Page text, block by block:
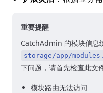
重要提醒
CatchAdmin 的模块信息
storage/app/
下问题，请首先检查此文
模块路由无法访问